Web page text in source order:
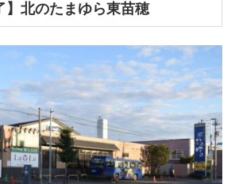
】北のたまゆら東苗穂